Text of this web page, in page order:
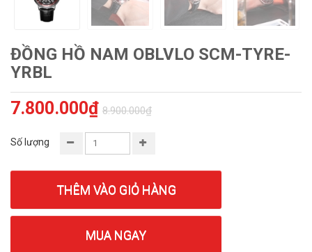
ĐỒNG HỒ NAM OBLVLO SCM-TYRE-
YRBL
7.800.000₫ 8.900.000₫
Số lượng
THÊM VÀO GIỎ HÀNG
MUA NGAY